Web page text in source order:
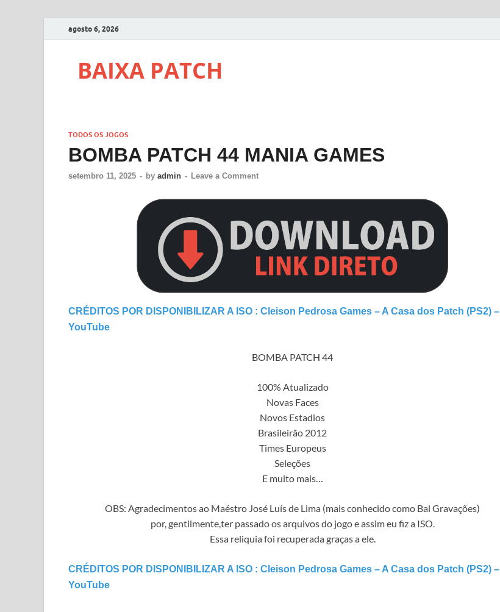
agosto 6, 2026
BAIXA PATCH
TODOS OS JOGOS
BOMBA PATCH 44 MANIA GAMES
setembro 11, 2025 - by admin - Leave a Comment
CRÉDITOS POR DISPONIBILIZAR A ISO : Cleison Pedrosa Games – A Casa dos Patch (PS2) –
YouTube
BOMBA PATCH 44
100% Atualizado
Novas Faces
Novos Estadios
Brasileirão 2012
Times Europeus
Seleções
E muito mais…
OBS: Agradecimentos ao Maéstro José Luís de Lima (mais conhecido como Bal Gravações)
por, gentilmente,ter passado os arquivos do jogo e assim eu fiz a ISO.
Essa reliquia foi recuperada graças a ele.
CRÉDITOS POR DISPONIBILIZAR A ISO : Cleison Pedrosa Games – A Casa dos Patch (PS2) –
YouTube